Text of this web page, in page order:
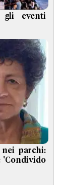
gli eventi
nei parchi:
'Condivido